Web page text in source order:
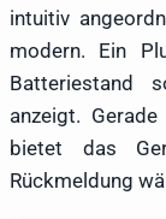
intuitiv
modern. Ein
Batteriestand
anzeigt.
bietet das
Rückmeldung